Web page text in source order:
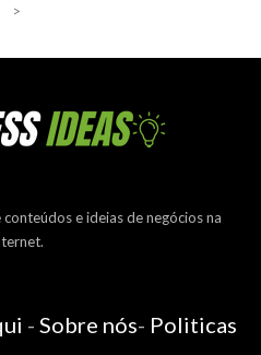
>
e ideias de negócios na
- Sobre nós- Politicas